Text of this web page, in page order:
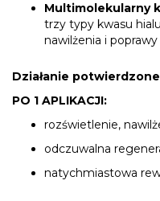
Multimolekularny
trzy typy kwasu
nawilżenia i
Działanie
PO 1 APLIKACJI:
rozświetlenie,
odczuwalna
natychmiastowa